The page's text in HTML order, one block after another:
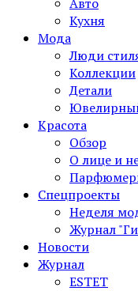
Кухня
Мода
Люди
Коллекции
Детали
Красота
Обзор
О лице и
Спецпроекты
Неделя
Журнал
Новости
Журнал
ESTET